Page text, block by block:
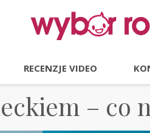
RECENZJE VIDEO
– co